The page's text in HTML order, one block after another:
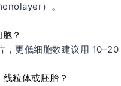
）。
？
，更低细胞数建议用 10–20
粒体或胚胎？